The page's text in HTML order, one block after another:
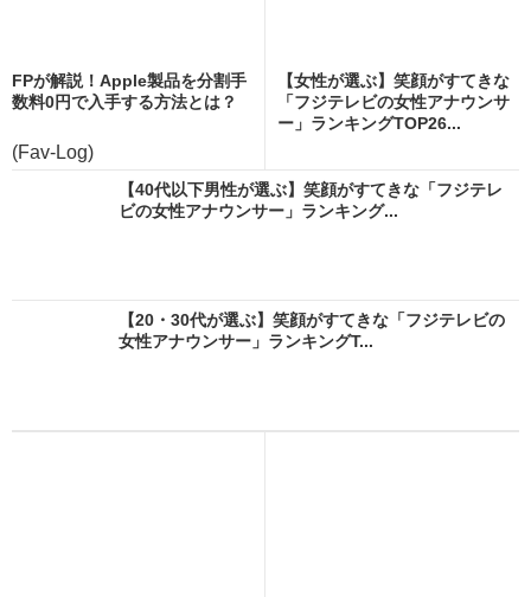
FPが解説！Apple製品を分割手
数料0円で入手する方法とは？
(Fav-Log)
【女性が選ぶ】笑顔がすてきな
「フジテレビの女性アナウンサ
ー」ランキングTOP26...
【40代以下男性が選ぶ】笑顔がすてきな「フジテレ
ビの女性アナウンサー」ランキング...
【20・30代が選ぶ】笑顔がすてきな「フジテレビの
女性アナウンサー」ランキングT...